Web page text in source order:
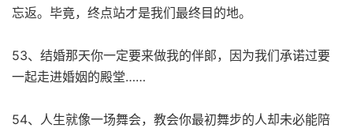
忘返。毕竟，终点站才是我们最终目的地。
53、结婚那天你一定要来做我的伴郞，因为我们承诺过要
一起走进婚姻的殿堂……
54、人生就像一场舞会，教会你最初舞步的人却未必能陪